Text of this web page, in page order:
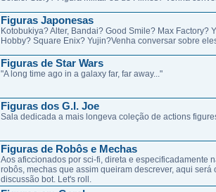
Figuras Japonesas
Kotobukiya? Alter, Bandai? Good Smile? Max Factory?
Hobby? Square Enix? Yujin?Venha conversar sobre
Figuras de Star Wars
"A long time ago in a galaxy far, far away..."
Figuras dos G.I. Joe
Sala dedicada a mais longeva coleção de actions
Figuras de Robôs e Mechas
Aos aficcionados por sci-fi, direta e especificadamente
robôs, mechas que assim queiram descrever, aqui será
discussão bot. Let's roll.